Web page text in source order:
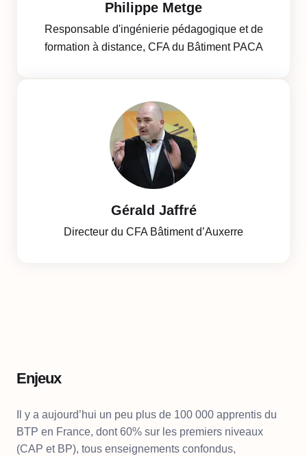
Philippe Metge
Responsable d'ingénierie pédagogique et de
formation à distance, CFA du Bâtiment PACA
Gérald Jaffré
Directeur du CFA Bâtiment d’Auxerre
Enjeux
Il y a aujourd’hui un peu plus de 100 000 apprentis du
BTP en France, dont 60% sur les premiers niveaux
(CAP et BP), tous enseignements confondus,